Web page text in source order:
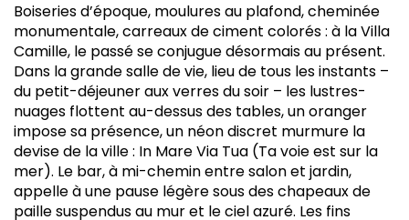
Boiseries d’époque, moulures au plafond, cheminée
monumentale, carreaux de ciment colorés : à la Villa
Camille, le passé se conjugue désormais au présent.
Dans la grande salle de vie, lieu de tous les instants –
du petit-déjeuner aux verres du soir – les lustres-
nuages flottent au-dessus des tables, un oranger
impose sa présence, un néon discret murmure la
devise de la ville : In Mare Via Tua (Ta voie est sur la
mer). Le bar, à mi-chemin entre salon et jardin,
appelle à une pause légère sous des chapeaux de
paille suspendus au mur et le ciel azuré. Les fins